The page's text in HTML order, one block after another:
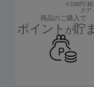
商品のご購入で
ポイント が貯
※100円（税
クア